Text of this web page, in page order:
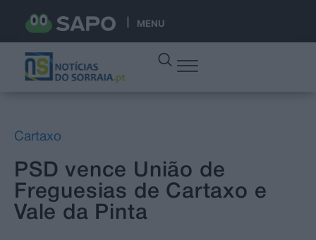
MENU
Cartaxo
PSD vence União de
Freguesias de Cartaxo e
Vale da Pinta